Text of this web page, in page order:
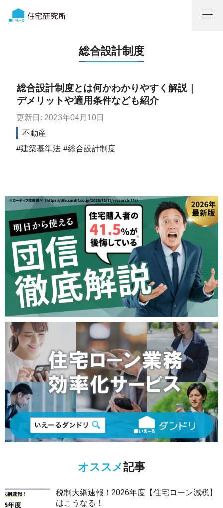
総合設計制度
総合設計制度とは何かわかりやすく解説｜
デメリットや適用条件なども紹介
更新日: 2023年04月10日
不動産
建築基準法
総合設計制度
オススメ記事
税制大綱速報！2026年度【住宅ローン減税】
はこうなる！